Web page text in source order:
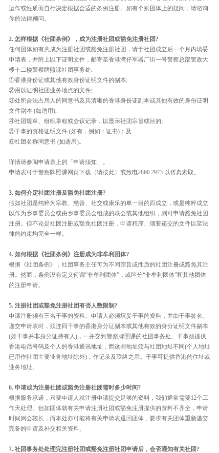
运作或性质而自行决定根据合适的条例注册。如有个别团体上的疑问，请谘询
你的法律顾问。
2. 怎样根据《社团条例》，成为注册社团或豁免注册社团?
任何团体如有意成为注册社团或豁免注册社团，请于社团成立后一个月内填妥
申请表，并附上以下证明文件，邮寄至香港湾仔军器厂街一号警察总部警政大
楼十二楼警察牌照课社团事务处:
①香港身份证或其他有效身份证明文件的副本;
②用以证明社团业务地点的文件;
③处所合法占用人的同意书及其清晰的香港身份证副本或其他有效的身份证明
文件副本 (如适用);
④社团规章、组织章程或会议记录，以显示社团宗旨或目的;
⑤干事的资格证明文件 (如有，例如：证书)；及
⑥社团名称同意书 (如适用)。
详情请参阅申请表上的「申请须知」。
申请表可于警察牌照课网页下载（请按此）或致电2860 2973 以传真索取。
3. 如何介定社团注册及豁免社团注册?
假如社团是纯粹为宗教、慈善、社交或康乐的单一目的而成立，或是纯粹成立
以作为乡事委员会或由乡事委员会组成的联会或其他组织，则可申请豁免社团
注册。但不论是社团注册或豁免社团注册，申请程序、须要递交的文件以至法
律的约束均完全一样。
4. 如何根据《社团条例》注册成为非牟利团体?
根据《社团条例》，社团事务主任可为不同宗旨或性质的社团注册或豁免其注
册。然而，条例没有定义何谓“非牟利团体”，或区分“非牟利团体”和其他团体
的注册申请。
5. 注册社团或豁免注册社团有否人数限制?
申请注册须有三名干事的资料。申请人必须填妥干事的资料，并由干事签名。
递交申请表时，须连同干事的香港身分证副本或其他有效的身分证明文件副本
(如干事并非身分证持有人)，一并交到警察牌照课的社团事务处。干事须提供
香港电话号码及个人的香港通讯地址，而这些地址须与社团地址不同(个人地址
已用作社团主要业务地址除外)，作记录及联络之用。干事可提供香港的住址或
业务地址。
6. 申请成为注册社团或豁免注册社团需时多少时间?
根据服务承诺，只要申请人就注册申请提交足够的资料，我们通常需要12个工
作天处理。但如团体就有关申请注册社团或豁免注册提供的资料不齐全，申请
时间则会较长，而本处亦可能将有关申请表退回团体，要求有关团体重新递交
完备的申请及补交相关资料。
7. 社团事务处处理完注册社团或豁免注册社团申请后，会否通知有关社团?